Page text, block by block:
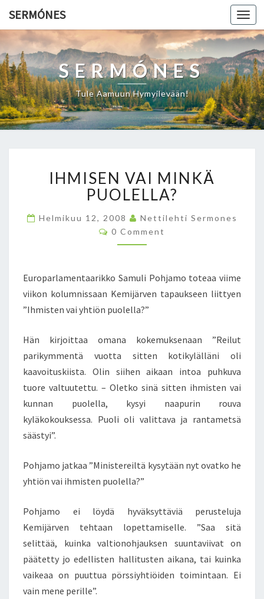
SERMÓNES
SERMÓNES
Tule Aamuun Hymyilevään!
H
M
I
S
E
N
I
M
I
Ä
P
U
O
E
L
?
IHMISEN VAI MINKÄ
PUOLELLA?
Helmikuu 12, 2008
Nettilehti Sermones
C
O
T
S
0 Comment
Europarlamentaarikko Samuli Pohjamo toteaa viime
viikon kolumnissaan Kemijärven tapaukseen liittyen
”Ihmisten vai yhtiön puolella?”
Hän kirjoittaa omana kokemuksenaan ”Reilut
parikymmentä vuotta sitten kotikylälläni oli
kaavoituskiista. Olin siihen aikaan intoa puhkuva
tuore valtuutettu. – Oletko sinä sitten ihmisten vai
kunnan puolella, kysyi naapurin rouva
kyläkokouksessa. Puoli oli valittava ja rantametsä
säästyi”.
Pohjamo jatkaa ”Ministereiltä kysytään nyt ovatko he
yhtiön vai ihmisten puolella?”
Pohjamo ei löydä hyväksyttäviä perusteluja
Kemijärven tehtaan lopettamiselle. ”Saa sitä
selittää, kuinka valtionohjauksen suuntaviivat on
päätetty jo edellisten hallitusten aikana, tai kuinka
vaikeaa on puuttua pörssiyhtiöiden toimintaan. Ei
vain mene perille”.